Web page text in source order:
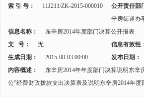
索 引 号： 11J211/ZK-2015-000010 公开责任部
辛房街道办
信息名称：
东辛房2014年度部门决算公开报表
文 号：
无 信息有效性
生成日期：
2015-08-03 00:00 发布日期：
内容概述：
东辛房2014年年度部门决算说明东辛
公”经费财政拨款支出决算表及说明东辛房2014年